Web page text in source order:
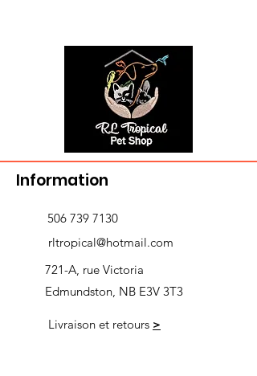
Information
506 739 7130
rltropical@hotmail.com
721-A, rue Victoria
Edmundston, NB E3V 3T3
Livraison et retours >